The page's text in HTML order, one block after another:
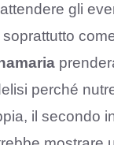
gli
perché
il secondo